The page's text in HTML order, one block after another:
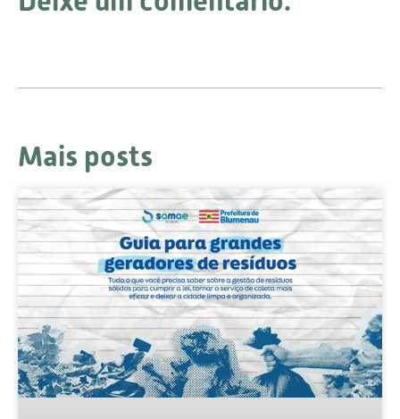
Mais posts